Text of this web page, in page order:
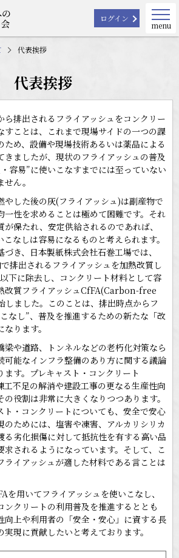
menu
ログイン
代表挨拶
代表挨拶
ら排出されるフライアッシュをコンクリー
すことは、これまで現場サイドの一つの課
ため、設備や現場技術あるいは薬品による
きましたが、現状のフライアッシュの普及
容易”に使いこなすまでには至っていない
ん。
やした後の灰(フライアッシュ)は副産物で
一性を求めることは極めて困難です。それ
保たれ、安定供給されるのであれば、
なしは容易になるものと考えられます。
き、日本製紙株式会社石巻工場では、
排出されるフライアッシュを加熱改質し
下に除去し、コンクリート材料として容
改質フライアッシュCfFA(Carbon-free
ました。このことは、排出時点からフ
なし”、普及を推進するための新たな「改
ります。
梁や道路、トンネルなどの老朽化対策なら
可能なインフラ整備のあり方に関する議論
ます。プレキャスト・コンクリート
工不足の解消や建設工事の更なる生産性向
役割は非常に大きくなりつつあります。
ト・コンクリートについても、安全で安心
のためには、塩害や凍害、アルカリシリカ
る劣化損傷に対して抵抗性を有する高い品
求されるようになっています。そして、こ
ライアッシュが適した材料である言ことは
を用いてフライアッシュを使いこなし、
ンクリートの利用普及を推進するととも
向上や利用者の「安全・安心」に資する長
現に貢献したいと考えております。